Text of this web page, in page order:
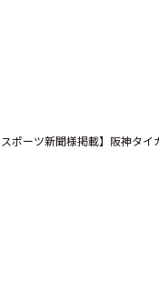
スポーツ新聞様掲載】阪神タ